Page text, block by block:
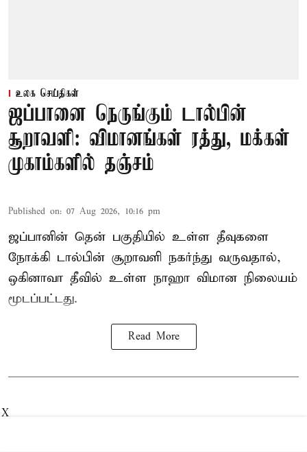
உலக செய்திகள்
ஜப்பானை நெருங்கும் டால்பின்
சூறாவளி: விமானங்கள் ரத்து, மக்கள்
முகாம்களில் தஞ்சம்
Published on: 07 Aug 2026, 10:16 pm
ஜப்பானின் தென் பகுதியில் உள்ள தீவுகளை
நோக்கி டால்பின் சூறாவளி நகர்ந்து வருவதால்,
ஒகினாவா தீவில் உள்ள நாஹா விமான நிலையம்
மூடப்பட்டது.
Read More
X